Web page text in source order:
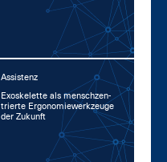
Assistenz
Exo­s­ke­let­te als mensch­zen­
trier­te Er­go­no­mie­werk­zeu­ge
der Zu­kunft